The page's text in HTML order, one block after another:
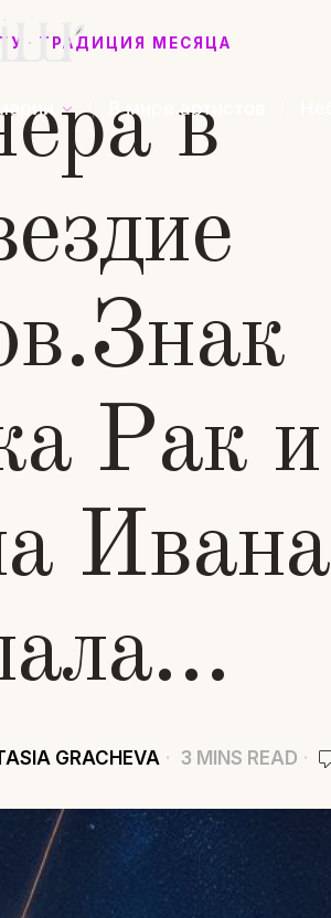
В мире артистов
· ТРАДИЦИЯ МЕСЯЦА
в
Рак и
Ивана
GRACHEVA 3 MINS READ